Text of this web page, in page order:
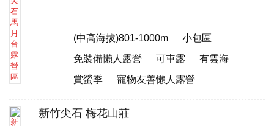
(中高海拔)801-1000m
小包區
免裝備懶人露營
可車露
有雲海
賞螢季
寵物友善懶人露營
新竹尖石 梅花山莊